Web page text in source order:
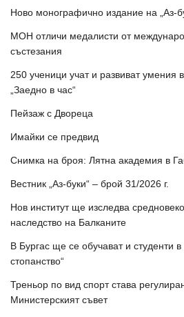
Ново монографично издание на „Аз-
МОН отличи медалисти от
състезания
250 ученици учат и развиват умения
„Заедно в час“
Пейзаж с Двореца
Имайки се предвид
Снимка на броя: Лятна академия в
Вестник „Аз-буки“ – брой 31/2026 г.
Нов институт ще изследва
наследство на Балканите
В Бургас ще се обучават и студенти
стопанство“
Треньор по вид спорт става
Министерският съвет